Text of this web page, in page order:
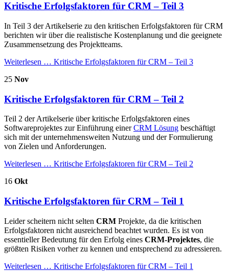
Kritische Erfolgsfaktoren für CRM – Teil 3
In Teil 3 der Artikelserie zu den kritischen Erfolgsfaktoren für CRM
berichten wir über die realistische Kostenplanung und die geeignete
Zusammensetzung des Projektteams.
Weiterlesen … Kritische Erfolgsfaktoren für CRM – Teil 3
25 Nov
Kritische Erfolgsfaktoren für CRM – Teil 2
Teil 2 der Artikelserie über kritische Erfolgsfaktoren eines
Softwareprojektes zur Einführung einerCRM Lösung beschäftigt
sich mit der unternehmensweiten Nutzung und der Formulierung
von Zielen und Anforderungen.
Weiterlesen … Kritische Erfolgsfaktoren für CRM – Teil 2
16 Okt
Kritische Erfolgsfaktoren für CRM – Teil 1
Leider scheitern nicht selten CRM Projekte, da die kritischen
Erfolgsfaktoren nicht ausreichend beachtet wurden. Es ist von
essentieller Bedeutung für den Erfolg eines CRM-Projektes, die
größten Risiken vorher zu kennen und entsprechend zu adressieren.
Weiterlesen … Kritische Erfolgsfaktoren für CRM – Teil 1